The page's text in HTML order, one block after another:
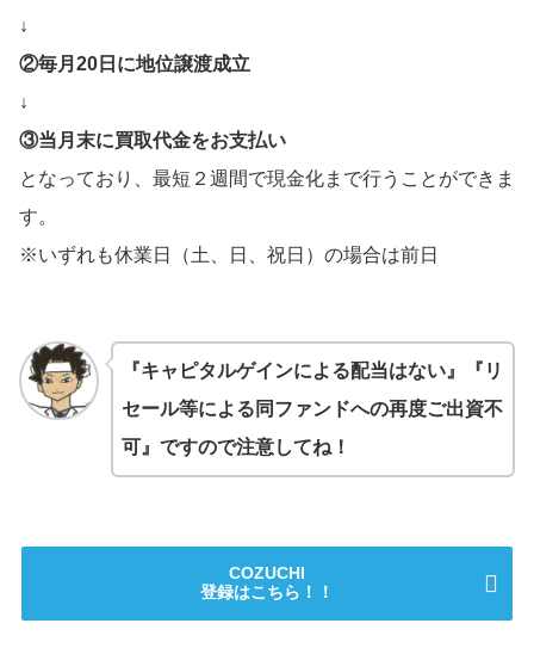
↓
②毎月20日に地位譲渡成立
↓
③当月末に買取代金をお支払い
となっており、最短２週間で現金化まで行うことができま
す。
※いずれも休業日（土、日、祝日）の場合は前日
『キャピタルゲインによる配当はない』『リ
セール等による同ファンドへの再度ご出資不
可』ですので注意してね！
COZUCHI
登録はこちら！！